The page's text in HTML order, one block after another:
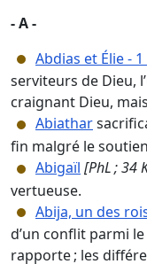
- A -
Abdias et Élie -
serviteurs de Dieu,
craignant Dieu,
Abiathar
fin malgré le
Abigaïl [PhL ; 34
vertueuse.
Abija, un des
d’un conflit parmi le
rapporte ; les